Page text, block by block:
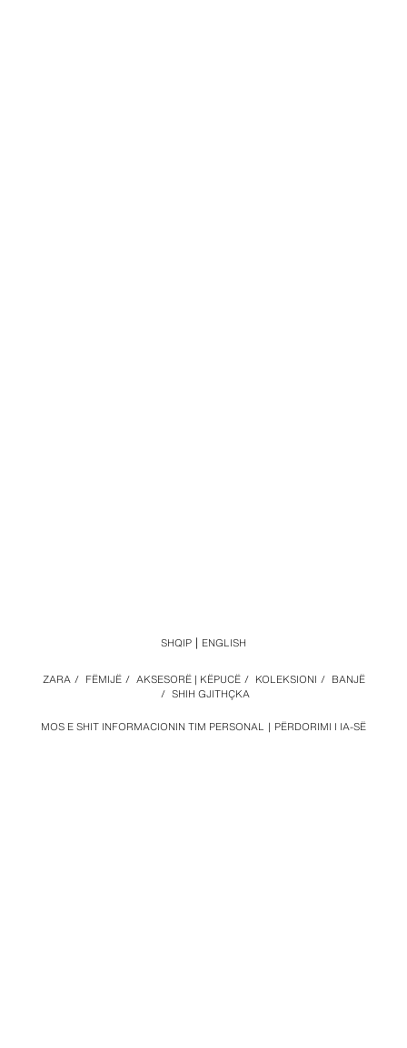
MOS E SHIT INFORMACIONIN TIM PERSONAL PËRDORIMI I IA-SË
ZARA / FËMIJË / AKSESORË | KËPUCË / KOLEKSIONI / BANJË
/ SHIH GJITHÇKA
SHQIP ENGLISH